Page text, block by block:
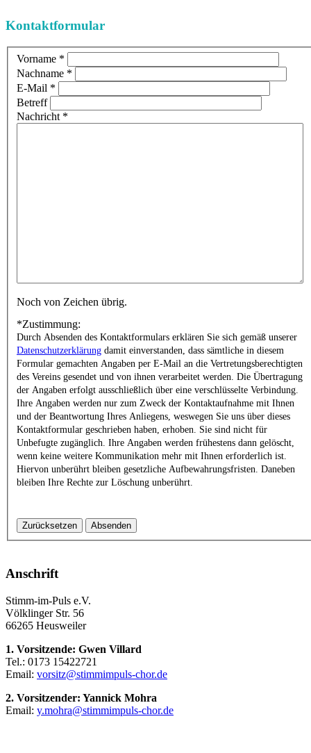
Kontaktformular
Vorname *
Nachname *
E-Mail *
Betreff
Nachricht *
Noch von Zeichen übrig.
*Zustimmung:
Durch Absenden des Kontaktformulars erklären Sie sich gemäß unserer
Datenschutzerklärung damit einverstanden, dass sämtliche in diesem
Formular gemachten Angaben per E-Mail an die Vertretungsberechtigten
des Vereins gesendet und von ihnen verarbeitet werden. Die Übertragung
der Angaben erfolgt ausschließlich über eine verschlüsselte Verbindung.
Ihre Angaben werden nur zum Zweck der Kontaktaufnahme mit Ihnen
und der Beantwortung Ihres Anliegens, weswegen Sie uns über dieses
Kontaktformular geschrieben haben, erhoben. Sie sind nicht für
Unbefugte zugänglich. Ihre Angaben werden frühestens dann gelöscht,
wenn keine weitere Kommunikation mehr mit Ihnen erforderlich ist.
Hiervon unberührt bleiben gesetzliche Aufbewahrungsfristen. Daneben
bleiben Ihre Rechte zur Löschung unberührt.
Zurücksetzen Absenden
Anschrift
Stimm-im-Puls e.V.
Völklinger Str. 56
66265 Heusweiler
1. Vorsitzende: Gwen Villard
Tel.: 0173 15422721
Email: vorsitz@stimmimpuls-chor.de
2. Vorsitzender: Yannick Mohra
Email: y.mohra@stimmimpuls-chor.de